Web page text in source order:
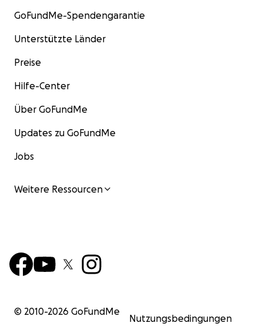
GoFundMe-Spendengarantie
Unterstützte Länder
Preise
Hilfe-Center
Über GoFundMe
Updates zu GoFundMe
Jobs
Weitere Ressourcen
© 2010-2026 GoFundMe
Nutzungsbedingungen